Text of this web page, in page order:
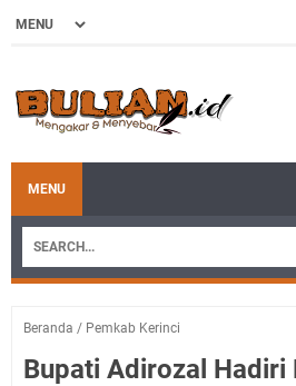
MENU
Beranda / Pemkab Kerinci
Bupati Adirozal Hadiri